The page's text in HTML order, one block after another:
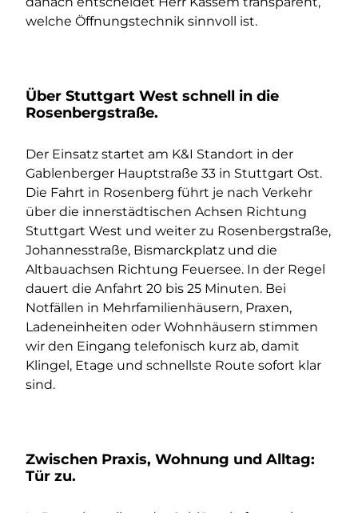
welche Öffnungstechnik sinnvoll ist.
Über Stuttgart West schnell in die
Rosenbergstraße.
Der Einsatz startet am K&I Standort in der
Gablenberger Hauptstraße 33 in Stuttgart Ost.
Die Fahrt in Rosenberg führt je nach Verkehr
über die innerstädtischen Achsen Richtung
Stuttgart West und weiter zu Rosenbergstraße,
Johannesstraße, Bismarckplatz und die
Altbauachsen Richtung Feuersee. In der Regel
dauert die Anfahrt 20 bis 25 Minuten. Bei
Notfällen in Mehrfamilienhäusern, Praxen,
Ladeneinheiten oder Wohnhäusern stimmen
wir den Eingang telefonisch kurz ab, damit
Klingel, Etage und schnellste Route sofort klar
sind.
Zwischen Praxis, Wohnung und Alltag:
Tür zu.